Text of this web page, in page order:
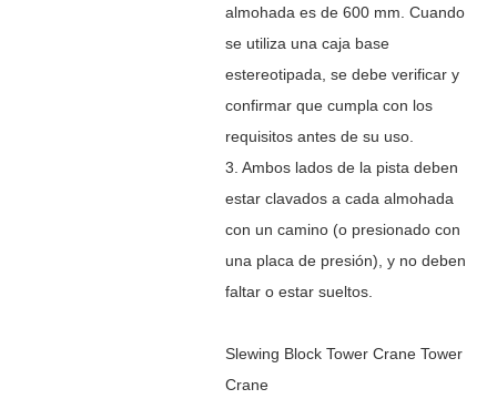
almohada es de 600 mm. Cuando
se utiliza una caja base
estereotipada, se debe verificar y
confirmar que cumpla con los
requisitos antes de su uso.
3. Ambos lados de la pista deben
estar clavados a cada almohada
con un camino (o presionado con
una placa de presión), y no deben
faltar o estar sueltos.
Slewing Block Tower Crane Tower
Crane